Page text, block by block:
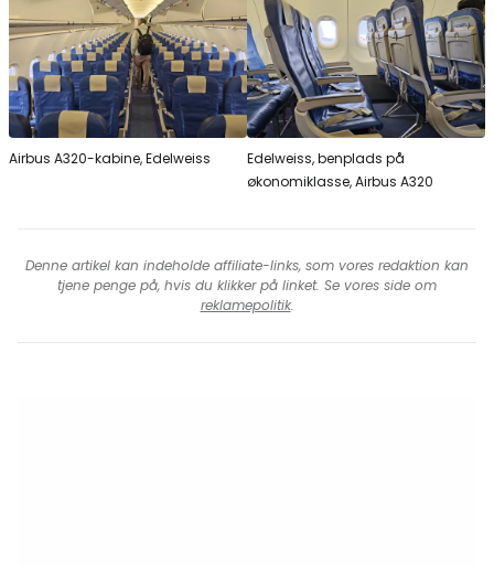
Airbus A320-kabine, Edelweiss
Edelweiss, benplads på
økonomiklasse, Airbus A320
Denne artikel kan indeholde affiliate-links, som vores redaktion kan
tjene penge på, hvis du klikker på linket. Se vores side om
reklamepolitik.